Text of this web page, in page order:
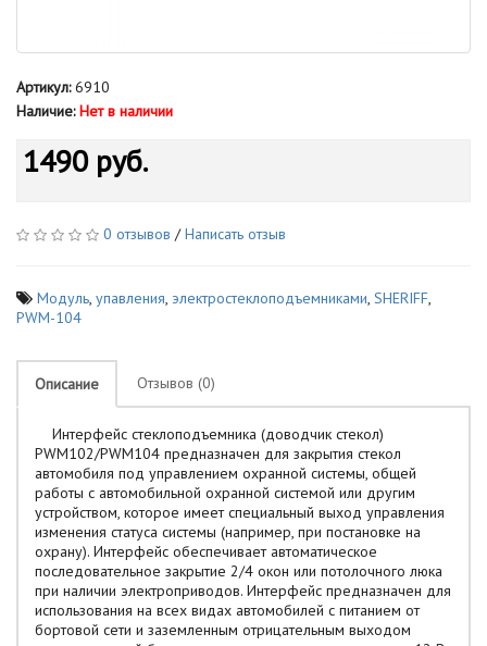
Артикул:6910
Наличие: Нет в наличии
1490 руб.
0 отзывов /Написать отзыв
Модуль, упавления, электростеклоподъемниками, SHERIFF,
PWM-104
Описание Отзывов (0)
Интерфейс стеклоподъемника (доводчик стекол)
PWM102/PWM104 предназначен для закрытия стекол
автомобиля под управлением охранной системы, общей
работы с автомобильной охранной системой или другим
устройством, которое имеет специальный выход управления
изменения статуса системы (например, при постановке на
охрану). Интерфейс обеспечивает автоматическое
последовательное закрытие 2/4 окон или потолочного люка
при наличии электроприводов. Интерфейс предназначен для
использования на всех видах автомобилей с питанием от
бортовой сети и заземленным отрицательным выходом